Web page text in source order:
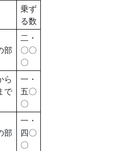
乗ず
る数
部
二・
〇〇
〇
ら
で
一・
五〇
〇
部
一・
四〇
〇